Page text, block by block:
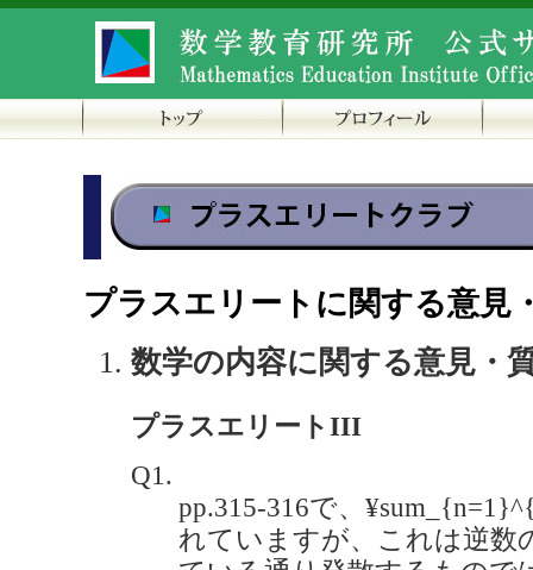
プラスエリートに関する意見
数学の内容に関する意見・
プラスエリートIII
Q1.
pp.315-316で、
れていますが、これは逆数